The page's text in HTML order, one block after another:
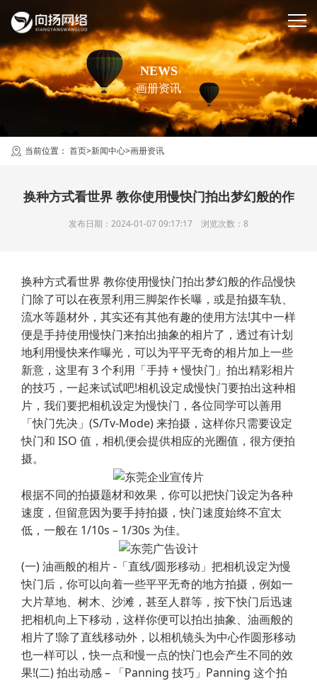
NEWS
画册资讯
当前位置： 首页>新闻中心>画册资讯
换种方式看世界 教你使用慢快门拍出梦幻般的作
发布日期：2024-01-07 09:17:17 浏览次数：8
换种方式看世界 教你使用慢快门拍出梦幻般的作品慢快
门除了可以在夜景利用三脚架作长曝，或是拍摄车轨、
流水等题材外，其实还有其他有趣的使用方法!其中一样
便是手持使用慢快门来拍出抽象的相片了，透过有计划
地利用慢快来作曝光，可以为平平无奇的相片加上一些
新意，这里有 3 个利用「手持 + 慢快门」拍出精彩相片
的技巧，一起来试试吧!相机设定成慢快门要拍出这种相
片，我们要把相机设定为慢快门，各位同学可以善用
「快门先决」(S/Tv-Mode) 来拍摄，这样你只需要设定
快门和 ISO 值，相机便会提供相应的光圈值，很方便拍
摄。
根据不同的拍摄题材和效果，你可以把快门设定为各种
速度，但留意因为要手持拍摄，快门速度始终不宜太
低，一般在 1/10s – 1/30s 为佳。
(一) 油画般的相片 -「直线/圆形移动」把相机设定为慢
快门后，你可以向着一些平平无奇的地方拍摄，例如一
大片草地、树木、沙滩，甚至人群等，按下快门后迅速
把相机向上下移动，这样你便可以拍出抽象、油画般的
相片了!除了直线移动外，以相机镜头为中心作圆形移动
也一样可以，快一点和慢一点的快门也会产生不同的效
果!(二) 拍出动感 – 「Panning 技巧」Panning 这个拍